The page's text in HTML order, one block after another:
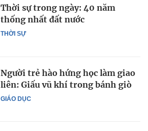
THỜI SỰ
Thời sự trong ngày: 40 năm
thống nhất đất nước
GIÁO DỤC
Người trẻ hào hứng học làm giao
liên: Giấu vũ khí trong bánh giò